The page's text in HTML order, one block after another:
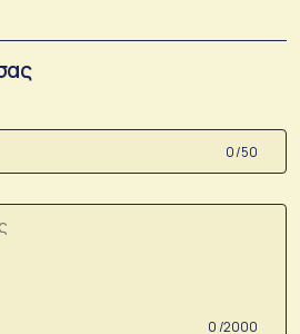
0 /50
0 /2000